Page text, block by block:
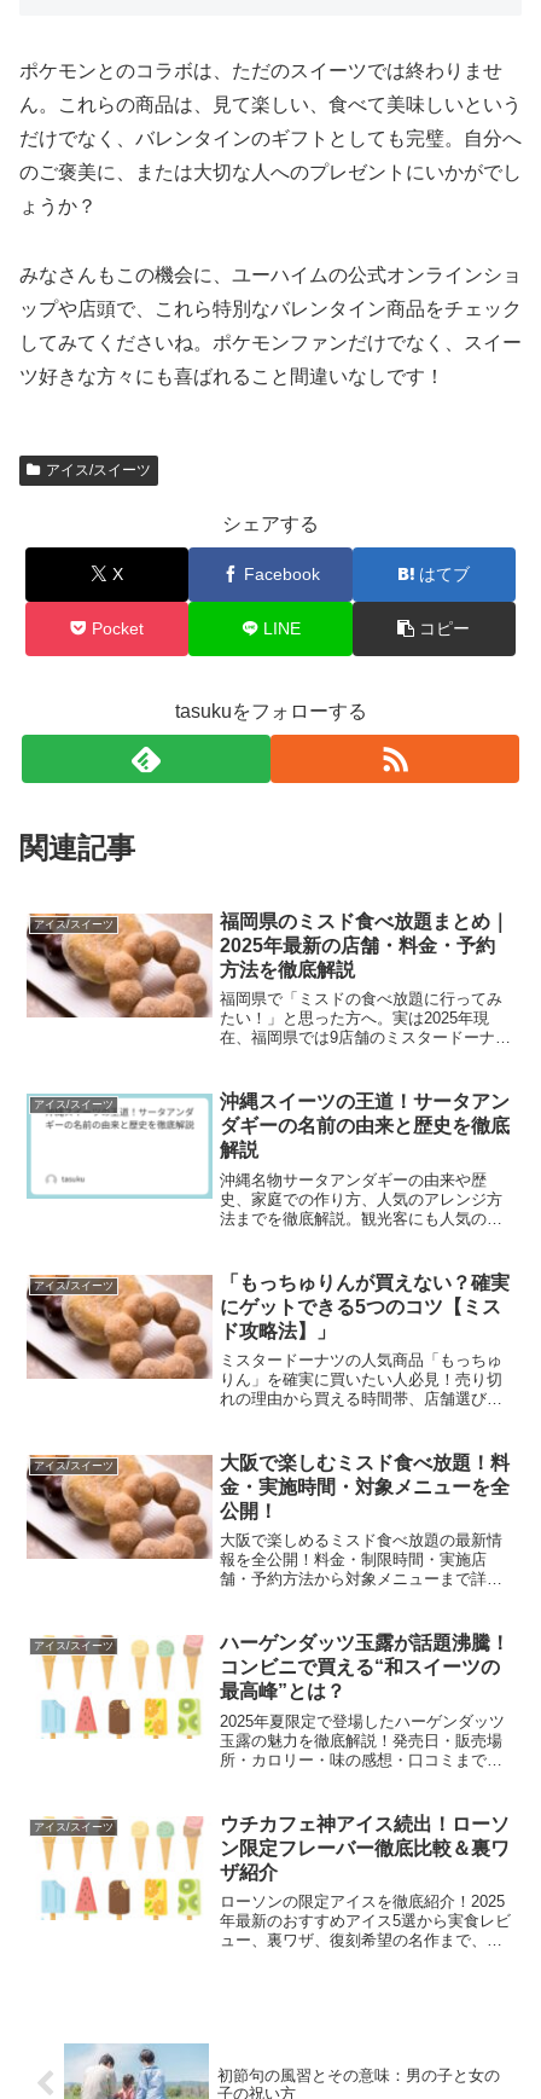
ポケモンとのコラボは、ただのスイーツでは終わりませ
ん。これらの商品は、見て楽しい、食べて美味しいという
だけでなく、バレンタインのギフトとしても完璧。自分へ
のご褒美に、または大切な人へのプレゼントにいかがでし
ょうか？
みなさんもこの機会に、ユーハイムの公式オンラインショ
ップや店頭で、これら特別なバレンタイン商品をチェック
してみてくださいね。ポケモンファンだけでなく、スイー
ツ好きな方々にも喜ばれること間違いなしです！
アイス/スイーツ
シェアする
X Facebook はてブ
Pocket LINE コピー
tasukuをフォローする
関連記事
アイス/スイーツ
福岡県のミスド食べ放題まとめ｜
2025年最新の店舗・料金・予約
方法を徹底解説
福岡県で「ミスドの食べ放題に行ってみ
たい！」と思った方へ。実は2025年現
在、福岡県では9店舗のミスタードーナツ
有無が異なるため、事前に情報を押さえ
ておくことがとても大切...
アイス/スイーツ
沖縄スイーツの王道！サータアン
ダギーの名前の由来と歴史を徹底
解説
沖縄名物サータアンダギーの由来や歴
史、家庭での作り方、人気のアレンジ方
法までを徹底解説。観光客にも人気のお
アイス/スイーツ
「もっちゅりんが買えない？確実
にゲットできる5つのコツ【ミス
ド攻略法】」
ミスタードーナツの人気商品「もっちゅ
りん」を確実に買いたい人必見！売り切
れの理由から買える時間帯、店舗選びの
ん難民”にならない！
アイス/スイーツ
大阪で楽しむミスド食べ放題！料
金・実施時間・対象メニューを全
公開！
大阪で楽しめるミスド食べ放題の最新情
報を全公開！料金・制限時間・実施店
舗・予約方法から対象メニューまで詳し
めてでも安心して満喫できる完全ガイド
です。
アイス/スイーツ
ハーゲンダッツ玉露が話題沸騰！
コンビニで買える“和スイーツの
最高峰”とは？
2025年夏限定で登場したハーゲンダッツ
玉露の魅力を徹底解説！発売日・販売場
所・カロリー・味の感想・口コミまでわ
購入前に知っておきたい情報をまとめた
記事です。
アイス/スイーツ
ウチカフェ神アイス続出！ローソ
ン限定フレーバー徹底比較＆裏ワ
ザ紹介
ローソンの限定アイスを徹底紹介！2025
年最新のおすすめアイス5選から実食レビ
ュー、裏ワザ、復刻希望の名作まで、ロ
初節句の風習とその意味：男の子と女の
子の祝い方